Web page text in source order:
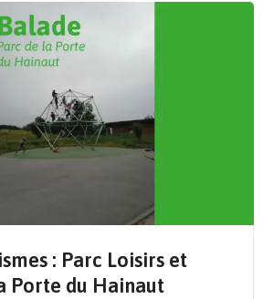
: Parc Loisirs et
Porte du Hainaut